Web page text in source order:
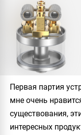
Первая партия
мне очень
существования,
интересных